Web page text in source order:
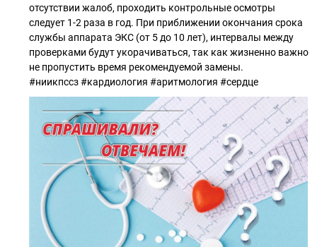
отсутствии жалоб, проходить контрольные осмотры
следует 1-2 раза в год. При приближении окончания срока
службы аппарата ЭКС (от 5 до 10 лет), интервалы между
проверками будут укорачиваться, так как жизненно важно
не пропустить время рекомендуемой замены.
#ниикпссз #кардиология #аритмология #сердце